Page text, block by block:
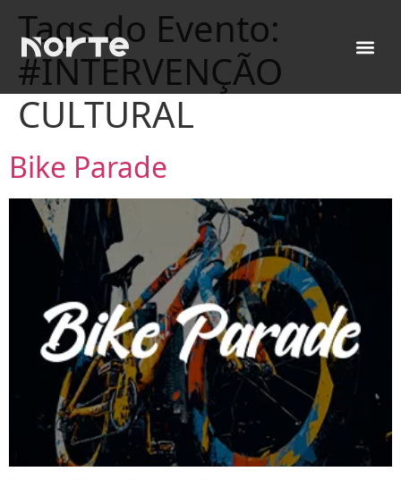
Tags do Evento:
#INTERVENÇÃO
CULTURAL
Bike Parade